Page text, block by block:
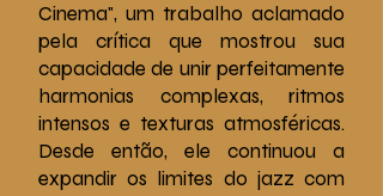
Cinema", um trabalho aclamado
pela crítica que mostrou sua
capacidade de unir perfeitamente
harmonias complexas, ritmos
intensos e texturas atmosféricas.
Desde então, ele continuou a
expandir os limites do jazz com